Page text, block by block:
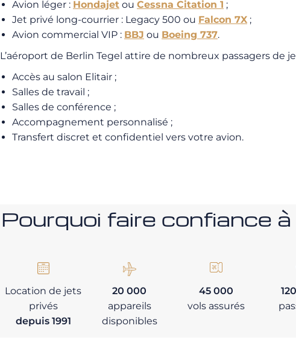
Avion léger : Hondajet ou Cessna Citation 1 ;
Jet privé long-courrier : Legacy 500 ou Falcon 7X ;
Avion commercial VIP : BBJ ou Boeing 737.
L’aéroport de Berlin Tegel attire de nombreux passagers
Accès au salon Elitair ;
Salles de travail ;
Salles de conférence ;
Accompagnement personnalisé ;
Transfert discret et confidentiel vers votre avion.
Pourquoi faire confiance
Location de jets
privés
depuis 1991
20 000
appareils
disponibles
45 000
vols assurés